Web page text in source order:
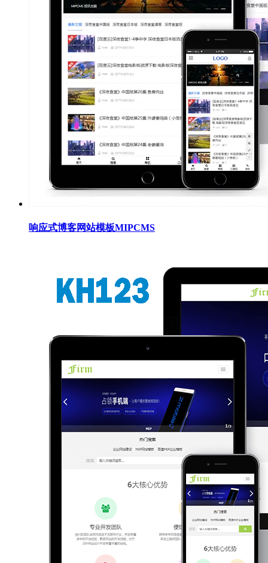
响应式博客网站模板MIPCMS